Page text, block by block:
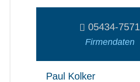
05434-7571
Firmendaten
Paul Kolker